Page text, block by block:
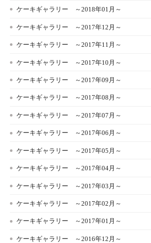
ケーキギャラリー ～2018年01月～
ケーキギャラリー ～2017年12月～
ケーキギャラリー ～2017年11月～
ケーキギャラリー ～2017年10月～
ケーキギャラリー ～2017年09月～
ケーキギャラリー ～2017年08月～
ケーキギャラリー ～2017年07月～
ケーキギャラリー ～2017年06月～
ケーキギャラリー ～2017年05月～
ケーキギャラリー ～2017年04月～
ケーキギャラリー ～2017年03月～
ケーキギャラリー ～2017年02月～
ケーキギャラリー ～2017年01月～
ケーキギャラリー ～2016年12月～